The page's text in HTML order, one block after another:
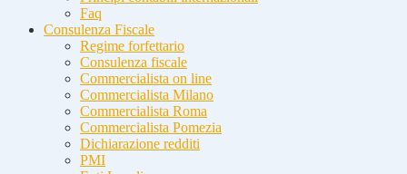
Faq
Consulenza Fiscale
Regime forfettario
Consulenza fiscale
Commercialista on line
Commercialista Milano
Commercialista Roma
Commercialista Pomezia
Dichiarazione redditi
PMI